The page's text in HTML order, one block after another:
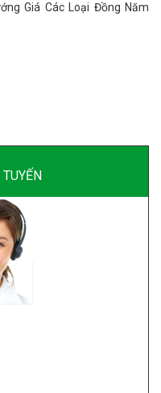
Giá Các Loại Đồng Năm